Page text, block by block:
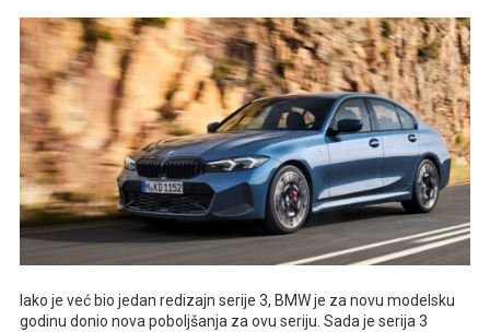
Iako je već bio jedan redizajn serije 3, BMW je za novu modelsku
godinu donio nova poboljšanja za ovu seriju. Sada je serija 3